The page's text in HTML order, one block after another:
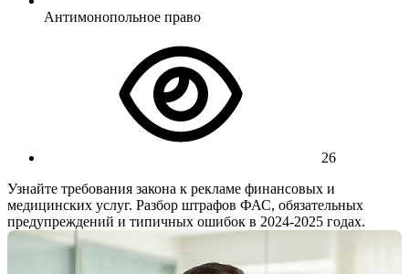
Антимонопольное право
26
Узнайте требования закона к рекламе финансовых и
медицинских услуг. Разбор штрафов ФАС, обязательных
предупреждений и типичных ошибок в 2024-2025 годах.